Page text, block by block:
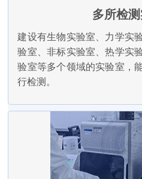
多所检
建设有生物实验室、力学实
验室、非标实验室、热学实
验室等多个领域的实验室，
行检测。